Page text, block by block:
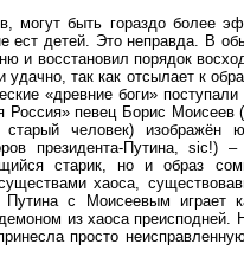
могут быть гораздо более
ест детей. Это неправда. В
и восстановил порядок
так как отсылает к
«древние боги»
певец Борис Моисеев
человек) изображён
президента-Путина, sic!)
старик, но и образ
хаоса,
с Моисеевым играет
из хаоса преисподней.
просто